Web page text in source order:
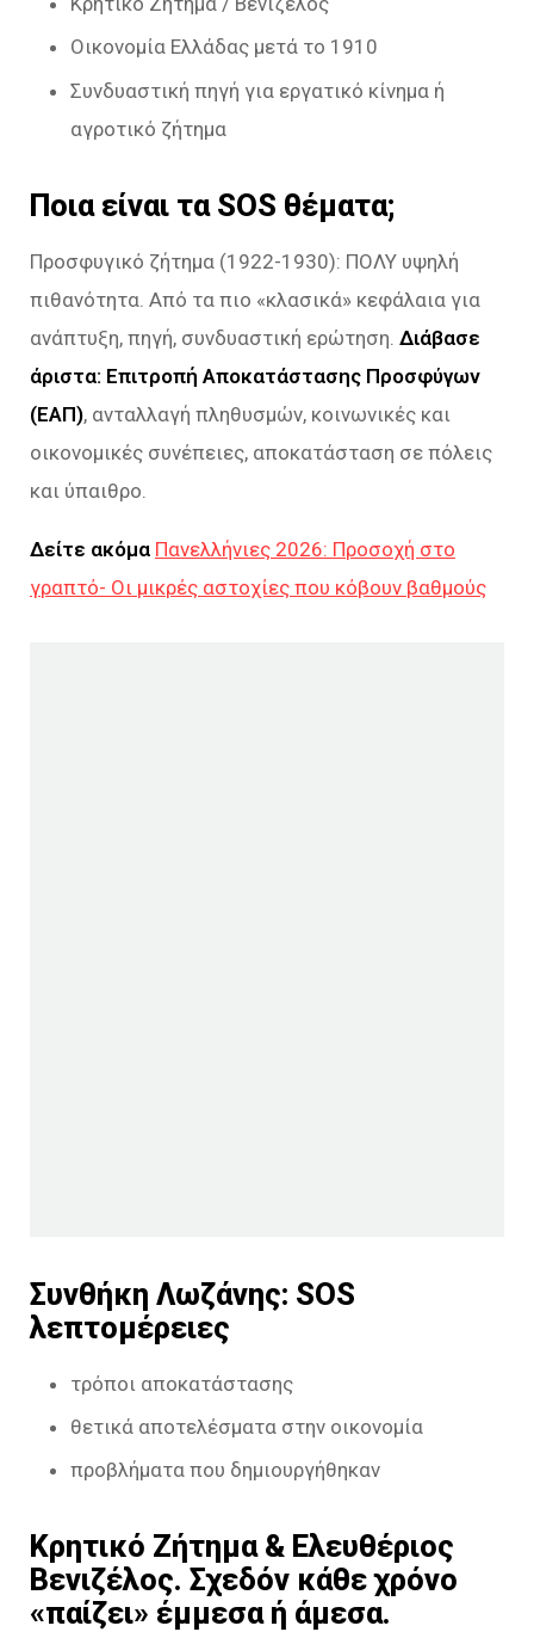
Οικονομία Ελλάδας μετά το 1910
Συνδυαστική πηγή για εργατικό κίνημα ή
αγροτικό ζήτημα
Ποια είναι τα SOS θέματα;
Προσφυγικό ζήτημα (1922-1930): ΠΟΛΥ υψηλή
πιθανότητα. Από τα πιο «κλασικά» κεφάλαια για
ανάπτυξη, πηγή, συνδυαστική ερώτηση. Διάβασε
άριστα: Επιτροπή Αποκατάστασης Προσφύγων
(ΕΑΠ), ανταλλαγή πληθυσμών, κοινωνικές και
οικονομικές συνέπειες, αποκατάσταση σε πόλεις
και ύπαιθρο.
Δείτε ακόμα Πανελλήνιες 2026: Προσοχή στο
γραπτό- Οι μικρές αστοχίες που κόβουν βαθμούς
Συνθήκη Λωζάνης: SOS
λεπτομέρειες
τρόποι αποκατάστασης
θετικά αποτελέσματα στην οικονομία
προβλήματα που δημιουργήθηκαν
Κρητικό Ζήτημα & Ελευθέριος
Βενιζέλος. Σχεδόν κάθε χρόνο
«παίζει» έμμεσα ή άμεσα.